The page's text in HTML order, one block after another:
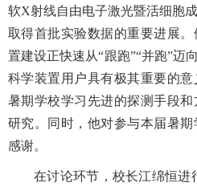
软X射线自由电子激光暨活细胞
取得首批实验数据的重要进展
置建设正快速从“跟跑”“并跑”迈
科学装置用户具有极其重要的
暑期学校学习先进的探测手段
研究。同时，他对参与本届暑
感谢。
在讨论环节，校长江绵恒